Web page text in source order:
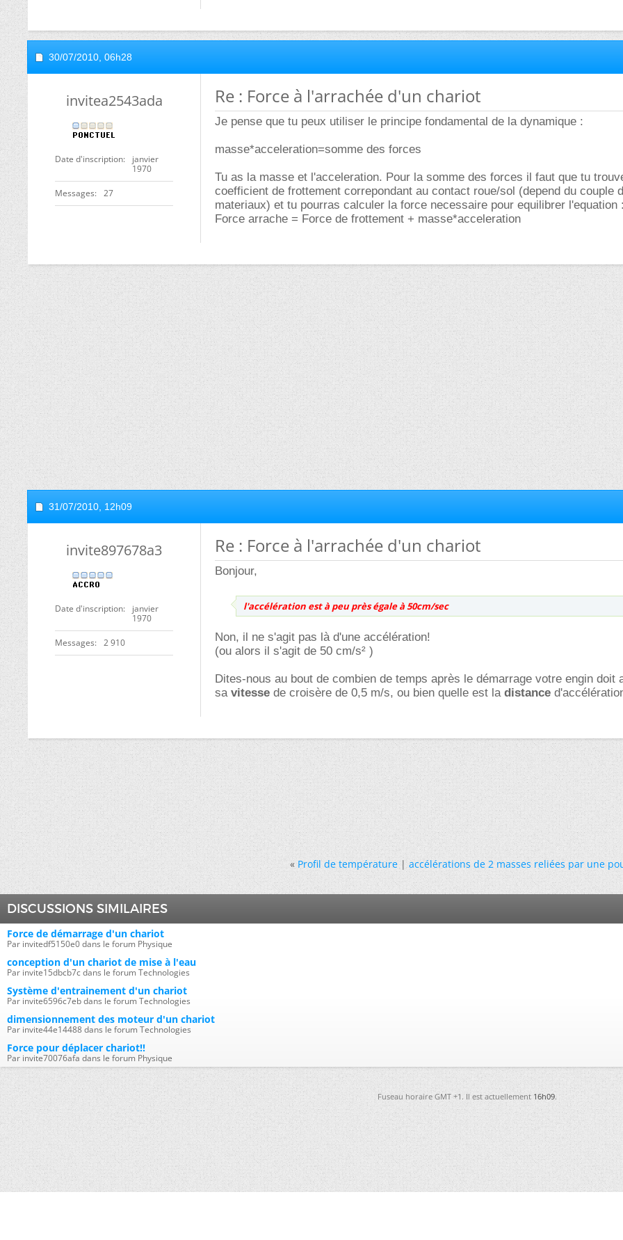
30/07/2010, 06h28
invitea2543ada
Date d'inscription
janvier
1970
Messages 27
Re : Force à l'arrachée d'un chariot
Je pense que tu peux utiliser le principe fondamental de la dynamique :
masse*acceleration=somme des forces
Tu as la masse et l'acceleration. Pour la somme des forces il faut que tu
coefficient de frottement correpondant au contact roue/sol (depend du couple
materiaux) et tu pourras calculer la force necessaire pour equilibrer l'equation
Force arrache = Force de frottement + masse*acceleration
31/07/2010, 12h09
invite897678a3
Date d'inscription
janvier
1970
Messages 2 910
Re : Force à l'arrachée d'un chariot
Bonjour,
l'accélération est à peu près égale à 50cm/sec
Non, il ne s'agit pas là d'une accélération!
(ou alors il s'agit de 50 cm/s² )
Dites-nous au bout de combien de temps après le démarrage votre engin doit
sa vitesse de croisère de 0,5 m/s, ou bien quelle est la distance
« Profil de température|accélérations de 2 masses reliées par une
DISCUSSIONS SIMILAIRES
Force de démarrage d'un chariot
Par invitedf5150e0 dans le forum Physique
conception d'un chariot de mise à l'eau
Par invite15dbcb7c dans le forum Technologies
Système d'entrainement d'un chariot
Par invite6596c7eb dans le forum Technologies
dimensionnement des moteur d'un chariot
Par invite44e14488 dans le forum Technologies
Force pour déplacer chariot!!
Par invite70076afa dans le forum Physique
Fuseau horaire GMT +1. Il est actuellement 16h09.